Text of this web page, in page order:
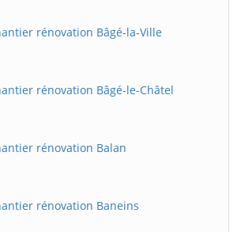
rénovation Bâgé-la-Ville
rénovation Bâgé-le-Châtel
rénovation Balan
rénovation Baneins